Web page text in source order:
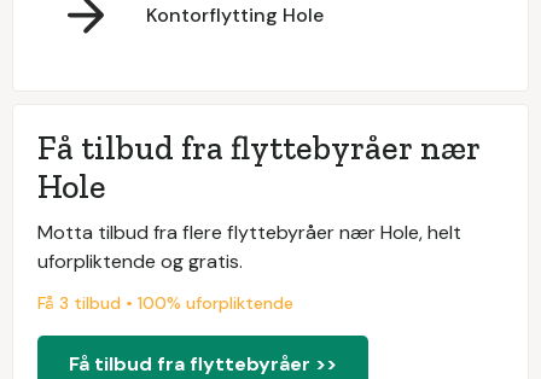
Kontorflytting Hole
Få tilbud fra flyttebyråer nær
Hole
Motta tilbud fra flere flyttebyråer nær Hole, helt
uforpliktende og gratis.
Få 3 tilbud • 100% uforpliktende
Få tilbud fra flyttebyråer >>